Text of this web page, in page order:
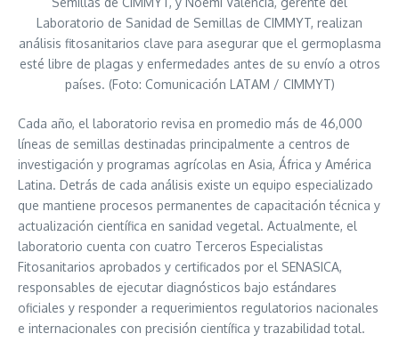
Laboratorio de Sanidad de Semillas de CIMMYT, realizan
análisis fitosanitarios clave para asegurar que el germoplasma
esté libre de plagas y enfermedades antes de su envío a otros
países. (Foto: Comunicación LATAM / CIMMYT)
Cada año, el laboratorio revisa en promedio más de 46,000
líneas de semillas destinadas principalmente a centros de
investigación y programas agrícolas en Asia, África y América
Latina. Detrás de cada análisis existe un equipo especializado
que mantiene procesos permanentes de capacitación técnica y
actualización científica en sanidad vegetal. Actualmente, el
laboratorio cuenta con cuatro Terceros Especialistas
Fitosanitarios aprobados y certificados por el SENASICA,
responsables de ejecutar diagnósticos bajo estándares
oficiales y responder a requerimientos regulatorios nacionales
e internacionales con precisión científica y trazabilidad total.